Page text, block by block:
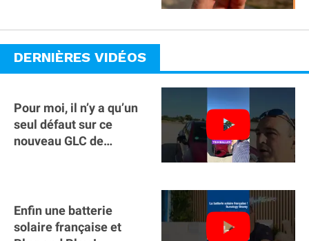
DERNIÈRES VIDÉOS
Pour moi, il n’y a qu’un
seul défaut sur ce
nouveau GLC de
Enfin une batterie
solaire française et